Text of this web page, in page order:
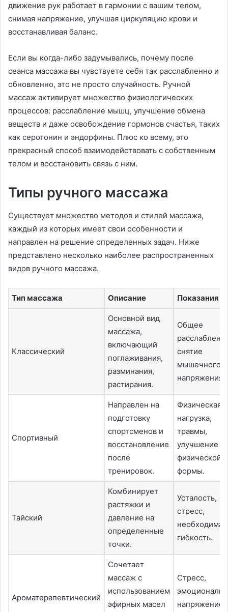
движение рук работает в гармонии с вашим телом,
снимая напряжение, улучшая циркуляцию крови и
восстанавливая баланс.
Если вы когда-либо задумывались, почему после
сеанса массажа вы чувствуете себя так расслабленно и
обновленно, это не просто случайность. Ручной
массаж активирует множество физиологических
процессов: расслабление мышц, улучшение обмена
веществ и даже освобождение гормонов счастья, таких
как серотонин и эндорфины. Плюс ко всему, это
прекрасный способ взаимодействовать с собственным
телом и восстановить связь с ним.
Типы ручного массажа
Существует множество методов и стилей массажа,
каждый из которых имеет свои особенности и
направлен на решение определенных задач. Ниже
представлено несколько наиболее распространенных
видов ручного массажа.
Тип массажа Описание Показания
Классический
Основной вид
массажа,
включающий
поглаживания,
разминания,
растирания.
Общее
снятие
мышечного
напряжения.
Спортивный
Направлен на
подготовку
спортсменов и
восстановление
после
тренировок.
Физическая
нагрузка,
травмы,
улучшение
физической
формы.
Тайский
Комбинирует
растяжки и
давление на
определенные
точки.
Усталость,
стресс,
необходима
гибкость.
Ароматерапевтический
Сочетает
массаж с
использованием
эфирных масел
Стресс,
напряжение,